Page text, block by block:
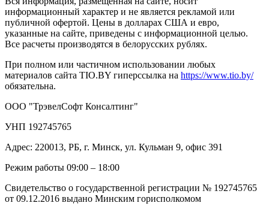
информационный характер и не является рекламой или
публичной офертой. Цены в долларах США и евро,
указанные на сайте, приведены с информационной целью.
Все расчеты производятся в белорусских рублях.
При полном или частичном использовании любых
материалов сайта TIO.BY гиперссылка на https://www.tio.by/
обязательна.
ООО "ТрэвелСофт Консалтинг"
УНП 192745765
Адрес: 220013, РБ, г. Минск, ул. Кульман 9, офис 391
Режим работы 09:00 – 18:00
Свидетельство о государственной регистрации № 192745765
от 09.12.2016 выдано Минским горисполкомом